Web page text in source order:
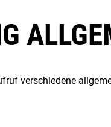
verschiedene